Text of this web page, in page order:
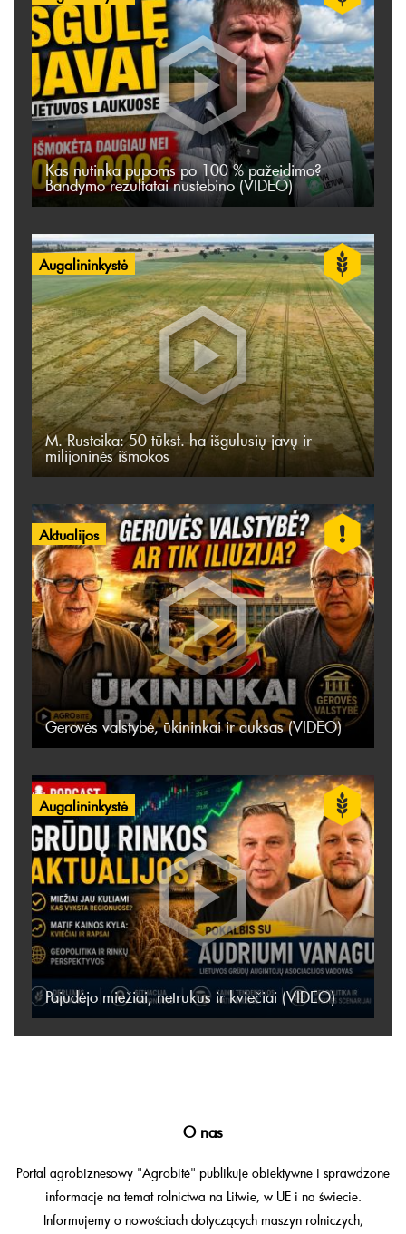
Kas nutinka pupoms po 100 % pažeidimo?
Bandymo rezultatai nustebino (VIDEO)
Augalininkystė
M. Rusteika: 50 tūkst. ha išgulusių javų ir
milijoninės išmokos
Aktualijos
Gerovės valstybė, ūkininkai ir auksas (VIDEO)
Augalininkystė
Pajudėjo miežiai, netrukus ir kviečiai (VIDEO)
O nas
Portal agrobiznesowy "Agrobitė" publikuje obiektywne i sprawdzone
informacje na temat rolnictwa na Litwie, w UE i na świecie.
Informujemy o nowościach dotyczących maszyn rolniczych,